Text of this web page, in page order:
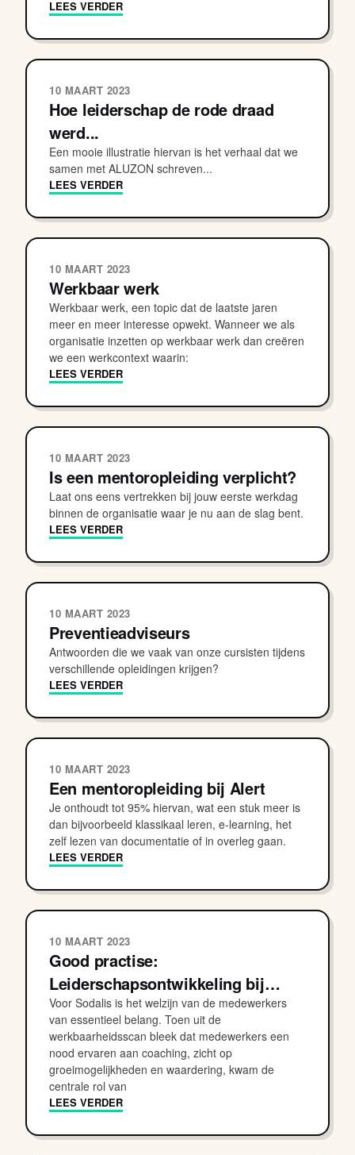
LEES VERDER
10 MAART 2023
Hoe leiderschap de rode draad
werd...
Een mooie illustratie hiervan is het verhaal dat we
samen met ALUZON schreven...
LEES VERDER
10 MAART 2023
Werkbaar werk
Werkbaar werk, een topic dat de laatste jaren
meer en meer interesse opwekt. Wanneer we als
organisatie inzetten op werkbaar werk dan creëren
we een werkcontext waarin:
LEES VERDER
10 MAART 2023
Is een mentoropleiding verplicht?
Laat ons eens vertrekken bij jouw eerste werkdag
binnen de organisatie waar je nu aan de slag bent.
LEES VERDER
10 MAART 2023
Preventieadviseurs
Antwoorden die we vaak van onze cursisten tijdens
verschillende opleidingen krijgen?
LEES VERDER
10 MAART 2023
Een mentoropleiding bij Alert
Je onthoudt tot 95% hiervan, wat een stuk meer is
dan bijvoorbeeld klassikaal leren, e-learning, het
zelf lezen van documentatie of in overleg gaan.
LEES VERDER
10 MAART 2023
Good practise:
Leiderschapsontwikkeling bij…
Voor Sodalis is het welzijn van de medewerkers
van essentieel belang. Toen uit de
werkbaarheidsscan bleek dat medewerkers een
nood ervaren aan coaching, zicht op
groeimogelijkheden en waardering, kwam de
centrale rol van
LEES VERDER